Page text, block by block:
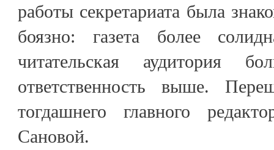
работы секретариата была
боязно: газета более
читательская аудитория
ответственность выше.
тогдашнего главного
Сановой.